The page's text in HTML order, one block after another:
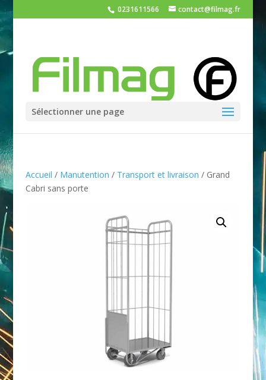
0231611566 contact@filmag.fr
Sélectionner une page
Accueil / Manutention / Transport et livraison / Grand
Cabri sans porte